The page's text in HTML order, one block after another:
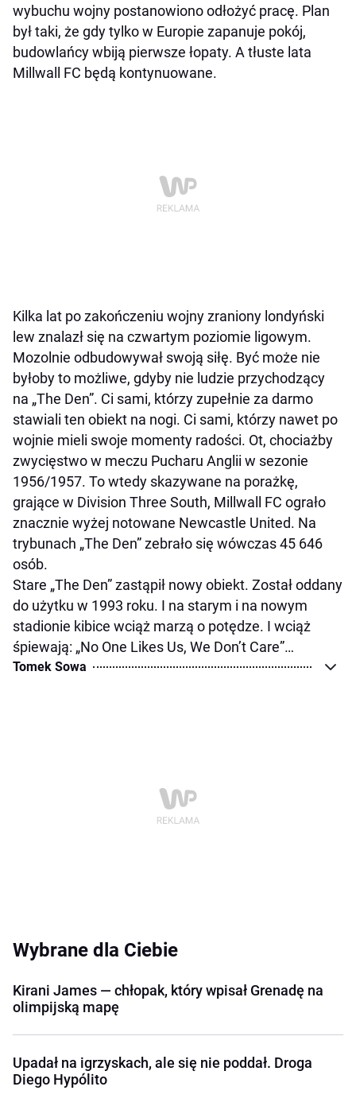
wybuchu wojny postanowiono odłożyć pracę. Plan
był taki, że gdy tylko w Europie zapanuje pokój,
budowlańcy wbiją pierwsze łopaty. A tłuste lata
Millwall FC będą kontynuowane.
Kilka lat po zakończeniu wojny zraniony londyński
lew znalazł się na czwartym poziomie ligowym.
Mozolnie odbudowywał swoją siłę. Być może nie
byłoby to możliwe, gdyby nie ludzie przychodzący
na „The Den”. Ci sami, którzy zupełnie za darmo
stawiali ten obiekt na nogi. Ci sami, którzy nawet po
wojnie mieli swoje momenty radości. Ot, chociażby
zwycięstwo w meczu Pucharu Anglii w sezonie
1956/1957. To wtedy skazywane na porażkę,
grające w Division Three South, Millwall FC ograło
znacznie wyżej notowane Newcastle United. Na
trybunach „The Den” zebrało się wówczas 45 646
osób.
Stare „The Den” zastąpił nowy obiekt. Został oddany
do użytku w 1993 roku. I na starym i na nowym
stadionie kibice wciąż marzą o potędze. I wciąż
śpiewają: „No One Likes Us, We Don’t Care”…
Tomek Sowa
Wybrane dla Ciebie
Kirani James — chłopak, który wpisał Grenadę na
olimpijską mapę
Upadał na igrzyskach, ale się nie poddał. Droga
Diego Hypólito